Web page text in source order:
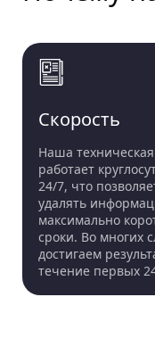
избавиться
которые
видео или
будущем в
найти.
Скорость
Наша
работает
24/7, что
удалять
максимально
сроки. Во многих
достигаем
течение первых